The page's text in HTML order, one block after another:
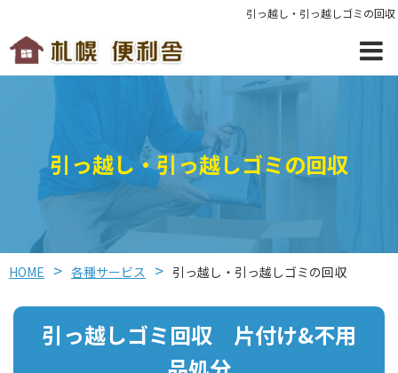
引っ越し・引っ越しゴミの回収
引っ越し・引っ越しゴミの回収
HOME 各種サービス 引っ越し・引っ越しゴミの回収
引っ越しゴミ回収 片付け&不用